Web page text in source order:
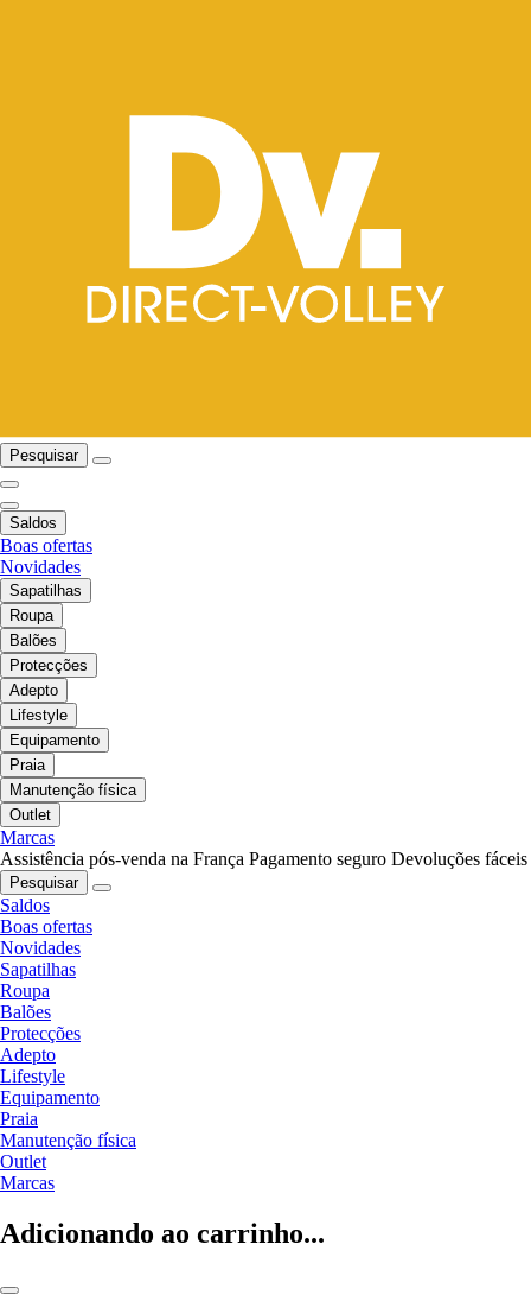
Pesquisar
Saldos
Boas ofertas
Novidades
Sapatilhas
Roupa
Balões
Protecções
Adepto
Lifestyle
Equipamento
Praia
Manutenção física
Outlet
Marcas
Assistência pós-venda na França Pagamento seguro Devoluções fáceis
Pesquisar
Saldos
Boas ofertas
Novidades
Sapatilhas
Roupa
Balões
Protecções
Adepto
Lifestyle
Equipamento
Praia
Manutenção física
Outlet
Marcas
Adicionando ao carrinho...